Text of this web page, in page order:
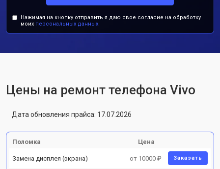
Нажимая на кнопку отправить я даю свое согласие на обработку
моих персональных данных.
Цены на ремонт телефона Vivo
Дата обновления прайса: 17.07.2026
Поломка Цена
Замена дисплея (экрана) от 10000 ₽ Заказать